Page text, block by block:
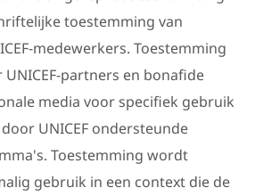
toestemming van
medewerkers. Toestemming
partners en bonafide
media voor specifiek gebruik
UNICEF ondersteunde
Toestemming wordt
gebruik in een context die de